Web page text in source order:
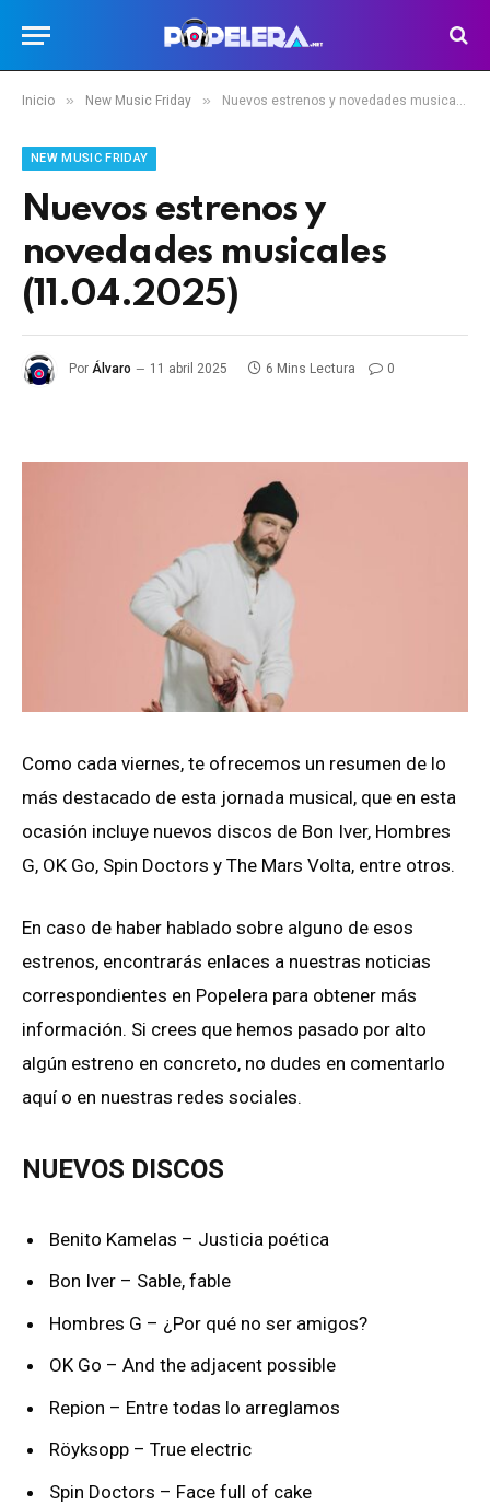
Inicio » New Music Friday » Nuevos estrenos y novedades musicales (11.04.2025)
NEW MUSIC FRIDAY
Nuevos estrenos y
novedades musicales
(11.04.2025)
Por Álvaro 11 abril 2025 6 Mins Lectura 0
Como cada viernes, te ofrecemos un resumen de lo
más destacado de esta jornada musical, que en esta
ocasión incluye nuevos discos de Bon Iver, Hombres
G, OK Go, Spin Doctors y The Mars Volta, entre otros.
En caso de haber hablado sobre alguno de esos
estrenos, encontrarás enlaces a nuestras noticias
correspondientes en Popelera para obtener más
información. Si crees que hemos pasado por alto
algún estreno en concreto, no dudes en comentarlo
aquí o en nuestras redes sociales.
NUEVOS DISCOS
Benito Kamelas – Justicia poética
Bon Iver – Sable, fable
Hombres G – ¿Por qué no ser amigos?
OK Go – And the adjacent possible
Repion – Entre todas lo arreglamos
Röyksopp – True electric
Spin Doctors – Face full of cake